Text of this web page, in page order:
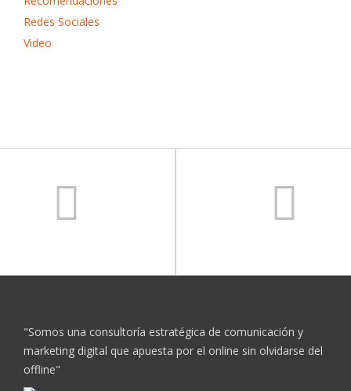
Redes Sociales
Video
"Somos una consultoría estratégica de comunicación y
marketing digital que apuesta por el online sin olvidarse del
offline"